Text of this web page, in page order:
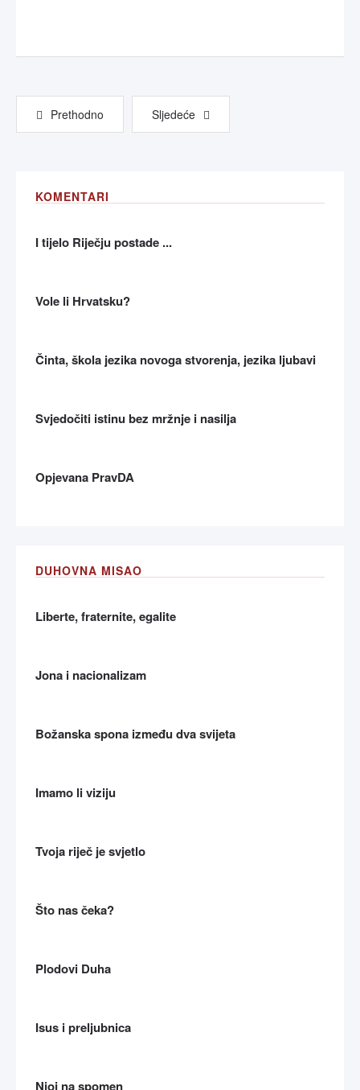
Prethodno Sljedeće
KOMENTARI
I tijelo Riječju postade ...
Vole li Hrvatsku?
Činta, škola jezika novoga stvorenja, jezika ljubavi
Svjedočiti istinu bez mržnje i nasilja
Opjevana PravDA
DUHOVNA MISAO
Liberte, fraternite, egalite
Jona i nacionalizam
Božanska spona između dva svijeta
Imamo li viziju
Tvoja riječ je svjetlo
Što nas čeka?
Plodovi Duha
Isus i preljubnica
Njoj na spomen